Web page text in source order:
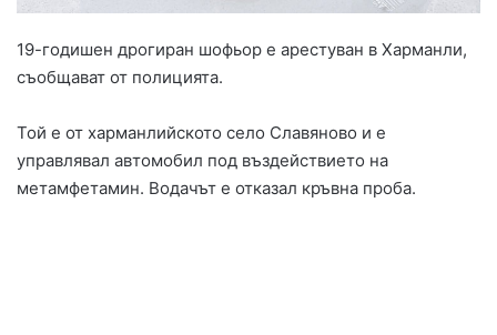
19-годишен дрогиран шофьор е арестуван в Харманли,
съобщават от полицията.
Той е от харманлийското село Славяново и е
управлявал автомобил под въздействието на
метамфетамин. Водачът е отказал кръвна проба.